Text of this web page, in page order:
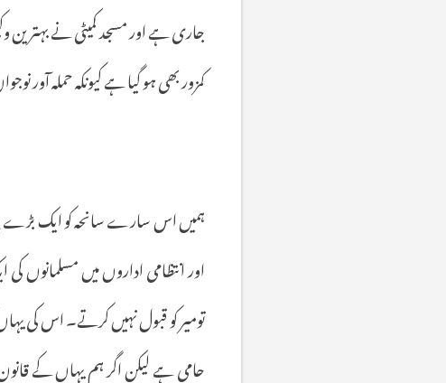
جاریہےاورمسجدکمیٹینےبہترین
کمزوربھیہوگیاہےکیونکہحملہآور
ہمیںاسسارےسانحہکوایکبڑے
اورانتظامیاداروںمیںمسلمانوںکی
تومیرکوقبولنہیںکرتے۔اسکی
حامیہےلیکناگرہمیہاںکے